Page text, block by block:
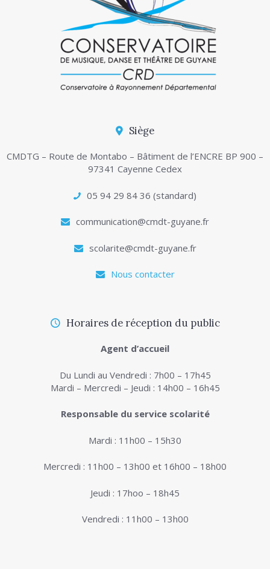
Siège
CMDTG – Route de Montabo – Bâtiment de l’ENCRE BP 900 –
97341 Cayenne Cedex
05 94 29 84 36 (standard)
communication@cmdt-guyane.fr
scolarite@cmdt-guyane.fr
Nous contacter
Horaires de réception du public
Agent d’accueil
Du Lundi au Vendredi : 7h00 – 17h45
Mardi – Mercredi – Jeudi : 14h00 – 16h45
Responsable du service scolarité
Mardi : 11h00 – 15h30
Mercredi : 11h00 – 13h00 et 16h00 – 18h00
Jeudi : 17hoo – 18h45
Vendredi : 11h00 – 13h00